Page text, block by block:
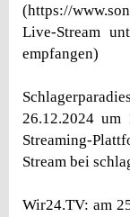
(https://
Live-Stream
empfangen)
26.12.2024
Streaming-
Stream bei
Wir24.TV: am